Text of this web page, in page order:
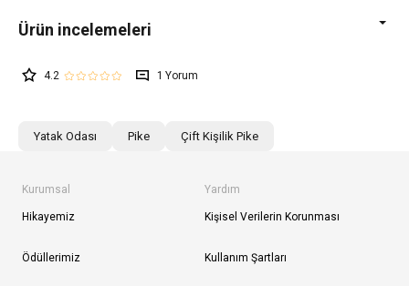
4.2 1
Yatak Odası Pike Çift Kişilik Pike
Kurumsal
Hikayemiz
Ödüllerimiz
Yardım
Kişisel Verilerin Korunması
Kullanım Şartları